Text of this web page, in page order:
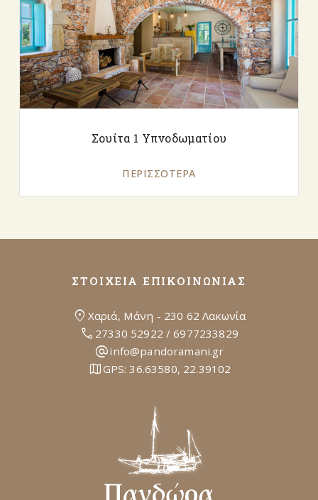
Σουίτα 1 Υπνοδωματίου
ΠΕΡΙΣΣΌΤΕΡΑ
ΣΤΟΙΧΕΙΑ EΠΙΚΟΙΝΩΝΙΑΣ
location_on Χαριά, Μάνη - 230 62 Λακωνία
call 27330 52922 /6977233829
alternate_emailinfo@pandoramani.gr
mapGPS:36.63580, 22.39102